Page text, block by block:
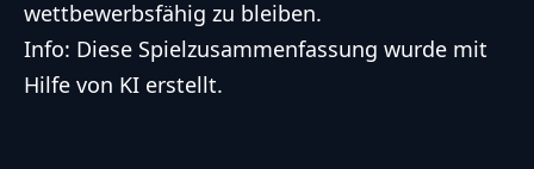
wettbewerbsfähig zu bleiben.
Info: Diese Spielzusammenfassung wurde mit
Hilfe von KI erstellt.